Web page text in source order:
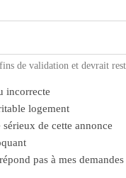
de validation et devrait
incorrecte
logement
de cette annonce
pas à mes demandes